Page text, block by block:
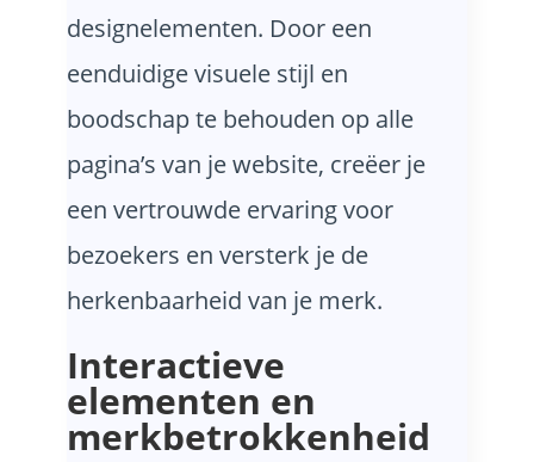
designelementen. Door een
eenduidige visuele stijl en
boodschap te behouden op alle
pagina’s van je website, creëer je
een vertrouwde ervaring voor
bezoekers en versterk je de
herkenbaarheid van je merk.
Interactieve
elementen en
merkbetrokkenheid